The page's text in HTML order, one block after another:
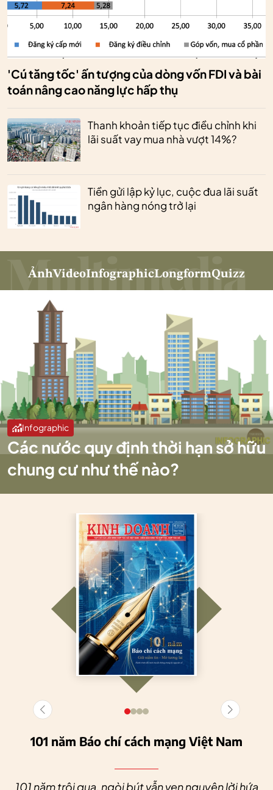
'Cú tăng tốc' ấn tượng của dòng vốn FDI và bài
toán nâng cao năng lực hấp thụ
Thanh khoản tiếp tục điều chỉnh khi
lãi suất vay mua nhà vượt 14%?
Tiền gửi lập kỷ lục, cuộc đua lãi suất
ngân hàng nóng trở lại
ẢnhVideoInfographicLongformQuizz
Infographic
Các nước quy định thời hạn sở hữu
chung cư như thế nào?
101 năm Báo chí cách mạng Việt Nam
101 năm trôi qua, ngòi bút vẫn vẹn nguyên lời hứa